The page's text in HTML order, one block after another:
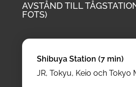
AVSTÅND TILL
FOTS)
Shibuya Station (7 min)
JR, Tokyu, Keio och Tokyo